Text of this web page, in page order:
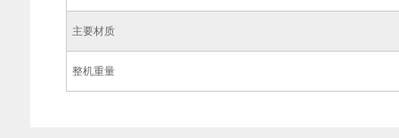
主要材质
整机重量